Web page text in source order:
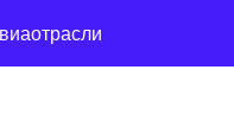
и маркетплейсы